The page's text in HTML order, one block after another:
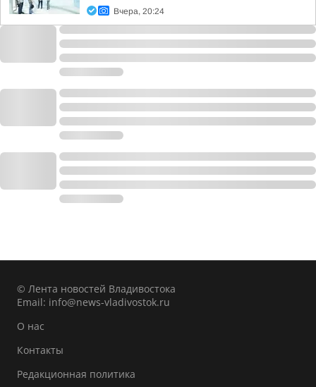
Вчера, 20:24
© Лента новостей Владивостока
Email: info@news-vladivostok.ru
О нас
Контакты
Редакционная политика